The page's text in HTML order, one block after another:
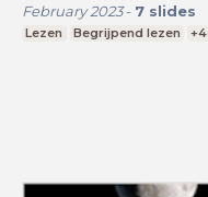
February 2023- 7 slides
Lezen Begrijpend lezen +4